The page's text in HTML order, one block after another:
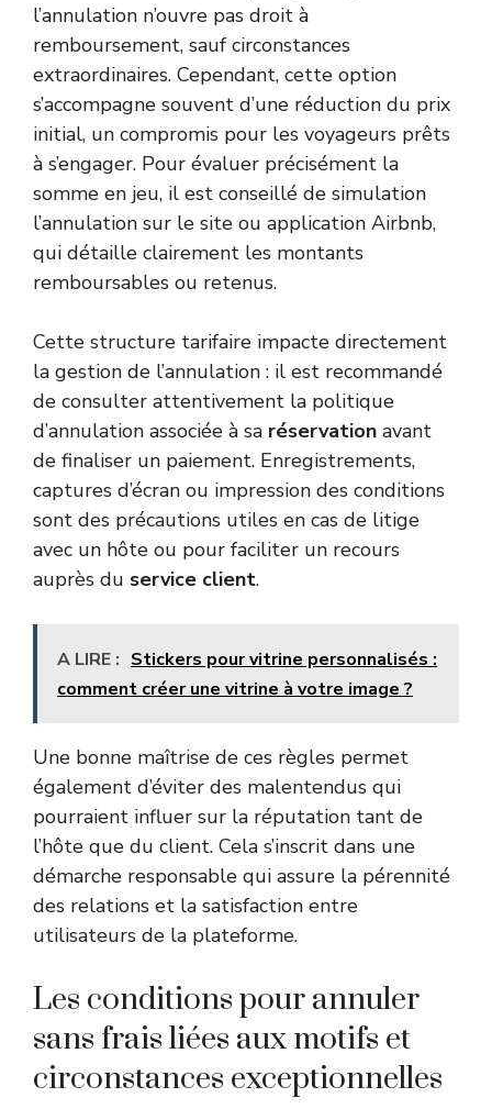
l’annulation n’ouvre pas droit à
remboursement, sauf circonstances
extraordinaires. Cependant, cette option
s’accompagne souvent d’une réduction du prix
initial, un compromis pour les voyageurs prêts
à s’engager. Pour évaluer précisément la
somme en jeu, il est conseillé de simulation
l’annulation sur le site ou application Airbnb,
qui détaille clairement les montants
remboursables ou retenus.
Cette structure tarifaire impacte directement
la gestion de l’annulation : il est recommandé
de consulter attentivement la politique
d’annulation associée à sa réservation avant
de finaliser un paiement. Enregistrements,
captures d’écran ou impression des conditions
sont des précautions utiles en cas de litige
avec un hôte ou pour faciliter un recours
auprès du service client.
A LIRE : Stickers pour vitrine personnalisés :
comment créer une vitrine à votre image ?
Une bonne maîtrise de ces règles permet
également d’éviter des malentendus qui
pourraient influer sur la réputation tant de
l’hôte que du client. Cela s’inscrit dans une
démarche responsable qui assure la pérennité
des relations et la satisfaction entre
utilisateurs de la plateforme.
Les conditions pour annuler
sans frais liées aux motifs et
circonstances exceptionnelles